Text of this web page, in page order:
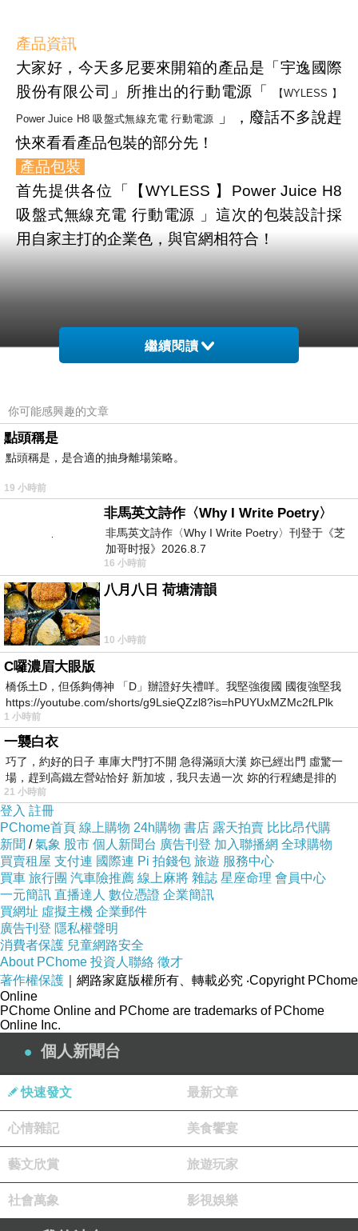
產品資訊
大家好，今天多尼要來開箱的產品是「宇逸國際
股份有限公司」所推出的行動電源「
【WYLESS 】
Power Juice H8 吸盤式無線充電 行動電源
」，廢話不多說趕
快來看看產品包裝的部分先！
產品包裝
首先提供各位「【WYLESS 】Power Juice H8
吸盤式無線充電 行動電源 」這次的包裝設計採
用自家主打的企業色，與官網相符合！
繼續閱讀
你可能感興趣的文章
點頭稱是
點頭稱是，是合適的抽身離場策略。
19 小時前
非馬英文詩作〈Why I Write Poetry〉
非馬英文詩作〈Why I Write Poetry〉刊登于《芝
加哥时报》2026.8.7
16 小時前
八月八日 荷塘清韻
10 小時前
C囉濃眉大眼版
橋係土D，但係夠傳神 「D」辦證好失禮咩。我堅強復國 國復強堅我
https://youtube.com/shorts/g9LsieQZzl8?is=hPUYUxMZMc2fLPlk
1 小時前
一襲白衣
巧了，約好的日子 車庫大門打不開 急得滿頭大漢 妳已經出門 虛驚一
場，趕到高鐵左營站恰好 新加坡，我只去過一次 妳的行程總是排的
21 小時前
登入 註冊
PChome首頁 線上購物 24h購物 書店 露天拍賣 比比昂代購
新聞 /氣象 股市 個人新聞台 廣告刊登 加入聯播網 全球購物
買賣租屋 支付連 國際連 Pi 拍錢包 旅遊 服務中心
買車 旅行團 汽車險推薦 線上麻將 雜誌 星座命理 會員中心
一元簡訊 直播達人 數位憑證 企業簡訊
買網址 虛擬主機 企業郵件
廣告刊登 隱私權聲明
消費者保護 兒童網路安全
About PChome 投資人聯絡 徵才
著作權保護 ｜網路家庭版權所有、轉載必究 ‧Copyright PChome
Online
PChome Online and PChome are trademarks of PChome
Online Inc.
個人新聞台
快速發文 最新文章
心情雜記 美食饗宴
藝文欣賞 旅遊玩家
社會萬象 影視娛樂